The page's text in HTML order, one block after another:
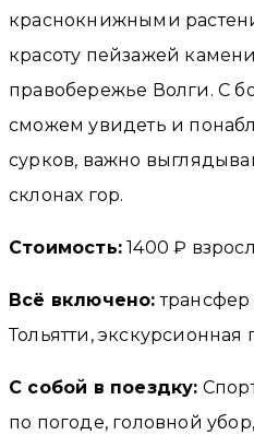
краснокнижными
красоту пейзажей
правобережье Волги. С
сможем увидеть и
сурков, важно
склонах гор.
Стоимость: 1400 ₽
Всё включено: трансфер
Тольятти,
С собой в поездку:
по погоде, головной